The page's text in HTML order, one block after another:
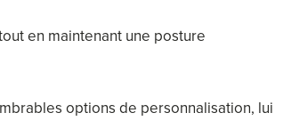
en maintenant une posture
options de personnalisation, lui